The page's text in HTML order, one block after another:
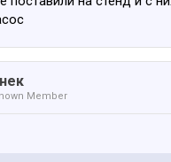
было проблем с печкой.
насосу надо
еще и протолкнуть
у него не получается.
12 вольт, то он
потребления тока
не контролирует.
Member